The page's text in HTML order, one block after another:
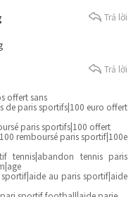
Trả lời
offert sans
de paris sportifs|100 euro offert
paris sportifs|100 offert
remboursé paris sportif|100e
tennis|abandon tennis paris
au paris sportif|aide
Trả lời